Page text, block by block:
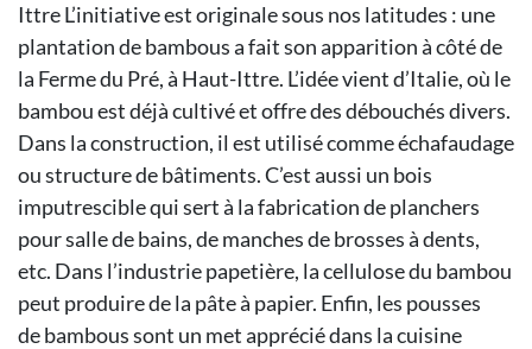
IttreL’initiative est originale sous nos latitudes : une
plantation de bambous afait son apparition à côté de
la Fermedu Pré, à Haut-Ittre. L’idée vient d’Italie,où le
bambou est déjà cultivé etoffre des débouchés divers.
Dans laconstruction, il est utilisé commeéchafaudage
ou structure de bâtiments.C’est aussi un bois
imputresciblequi sert à la fabrication deplanchers
pour salle de bains, demanches de brosses à dents,
etc. Dans l’industrie papetière, la cellulosedu bambou
peut produire de la pâte à papier. Enfin, les pousses
debambous sont un met apprécié dans la cuisine